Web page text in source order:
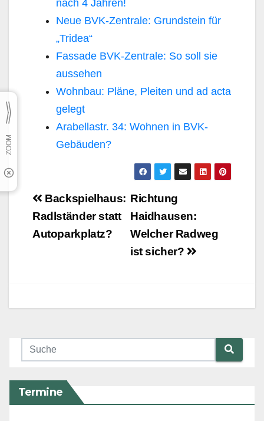
nach 4 Jahren!
Neue BVK-Zentrale: Grundstein für
„Tridea“
Fassade BVK-Zentrale: So soll sie
aussehen
Wohnbau: Pläne, Pleiten und ad acta
gelegt
Arabellastr. 34: Wohnen in BVK-
Gebäuden?
Beitragsnavigation
Richtung
Haidhausen:
Welcher Radweg
ist sicher?
Backspielhaus:
Radlständer statt
Autoparkplatz?
Termine